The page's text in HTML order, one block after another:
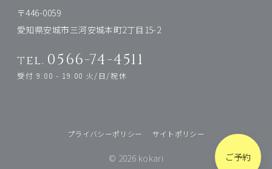
ご予約
〒446-0059
愛知県安城市三河安城本町2丁目15-2
tel. 0566-74-4511
受付 9:00 - 19:00 火/日/祝休
プライバシーポリシー サイトポリシー
© 2026 kokari